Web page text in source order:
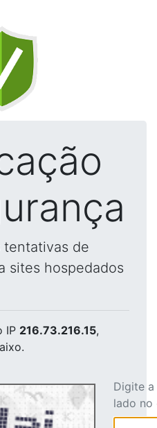
tentativas de
sites hospedados
IP 216.73.216.15,
Digite
lado no